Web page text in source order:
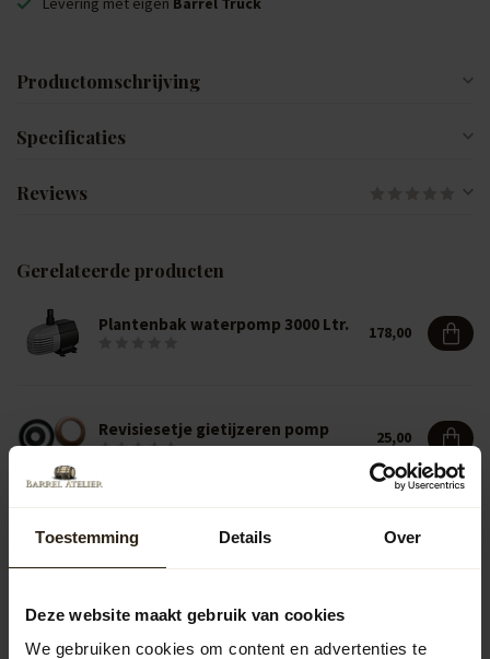
Toestemming Details Over
Deze website maakt gebruik van cookies
We gebruiken cookies om content en advertenties te
Productomschrijving
Specificaties
Reviews
Gerelateerde producten
Plantenbak waterpomp 3000 Ltr. 178,00
Revisiesetje gietijzeren pomp 25,00
Vragen over dit product?
Neem gerust contact op met onze klantenservice op